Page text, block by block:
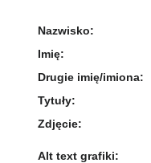
Nazwisko:
Imię:
Drugie imię/imiona:
Tytuły:
Zdjęcie:
Alt text grafiki: